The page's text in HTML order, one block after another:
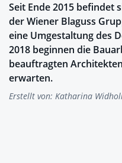
Seit Ende 2015 befindet
der Wiener Blaguss
eine Umgestaltung des
2018 beginnen die
beauftragten
erwarten.
Erstellt von: Katharina